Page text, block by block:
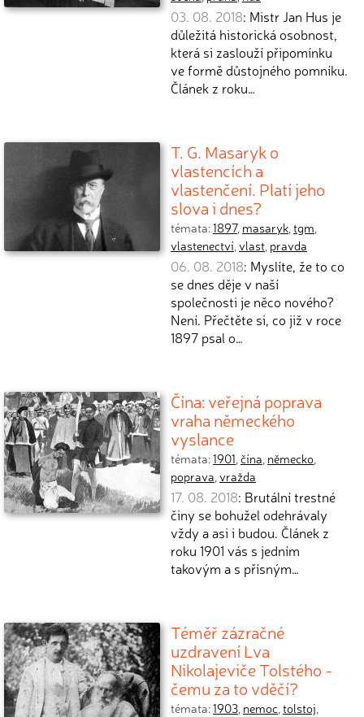
03. 08. 2018: Mistr Jan Hus je
důležitá historická osobnost,
která si zaslouží připomínku
ve formě důstojného pomníku.
Článek z roku…
T. G. Masaryk o
vlastencích a
vlastenčení. Platí jeho
slova i dnes?
témata:1897, masaryk,tgm,
vlastenectví,vlast, pravda
06. 08. 2018: Myslíte, že to co
se dnes děje v naší
společnosti je něco nového?
Není. Přečtěte si, co již v roce
1897 psal o…
Čína: veřejná poprava
vraha německého
vyslance
témata:1901,čína, německo,
poprava,vražda
17. 08. 2018: Brutální trestné
činy se bohužel odehrávaly
vždy a asi i budou. Článek z
roku 1901 vás s jedním
takovým a s přísným…
Téměř zázračné
uzdravení Lva
Nikolajeviče Tolstého -
čemu za to vděčí?
témata:1903, nemoc,tolstoj,